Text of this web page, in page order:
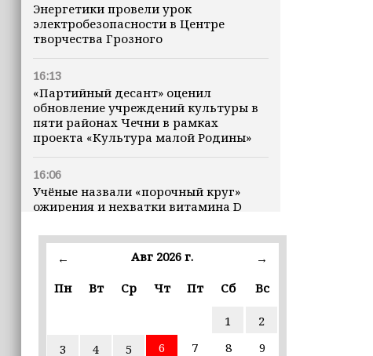
Энергетики провели урок
электробезопасности в Центре
творчества Грозного
16:13
«Партийный десант» оценил
обновление учреждений культуры в
пяти районах Чечни в рамках
проекта «Культура малой Родины»
16:06
Учёные назвали «порочный круг»
ожирения и нехватки витамина D
16:00
В Чеченской Республике начинается
избирательные комиссии
← Авг 2026 г.
→
Пн
Вт Ср Чт Пт Сб Вс
1
2
3
4 5 6 7 8
9